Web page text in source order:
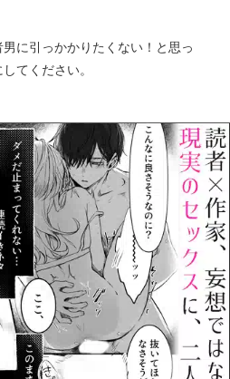
に引っかかりたくない！と思っ
てください。